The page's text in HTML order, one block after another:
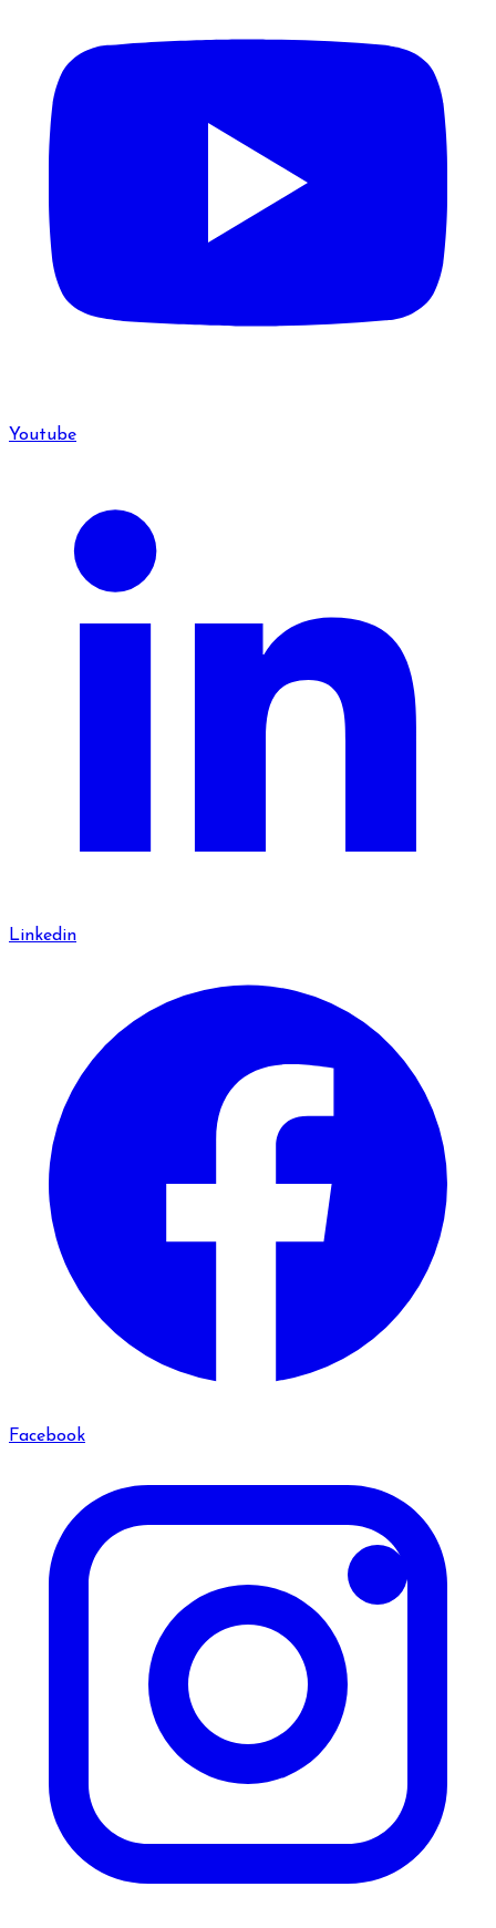
Youtube
Linkedin
Facebook